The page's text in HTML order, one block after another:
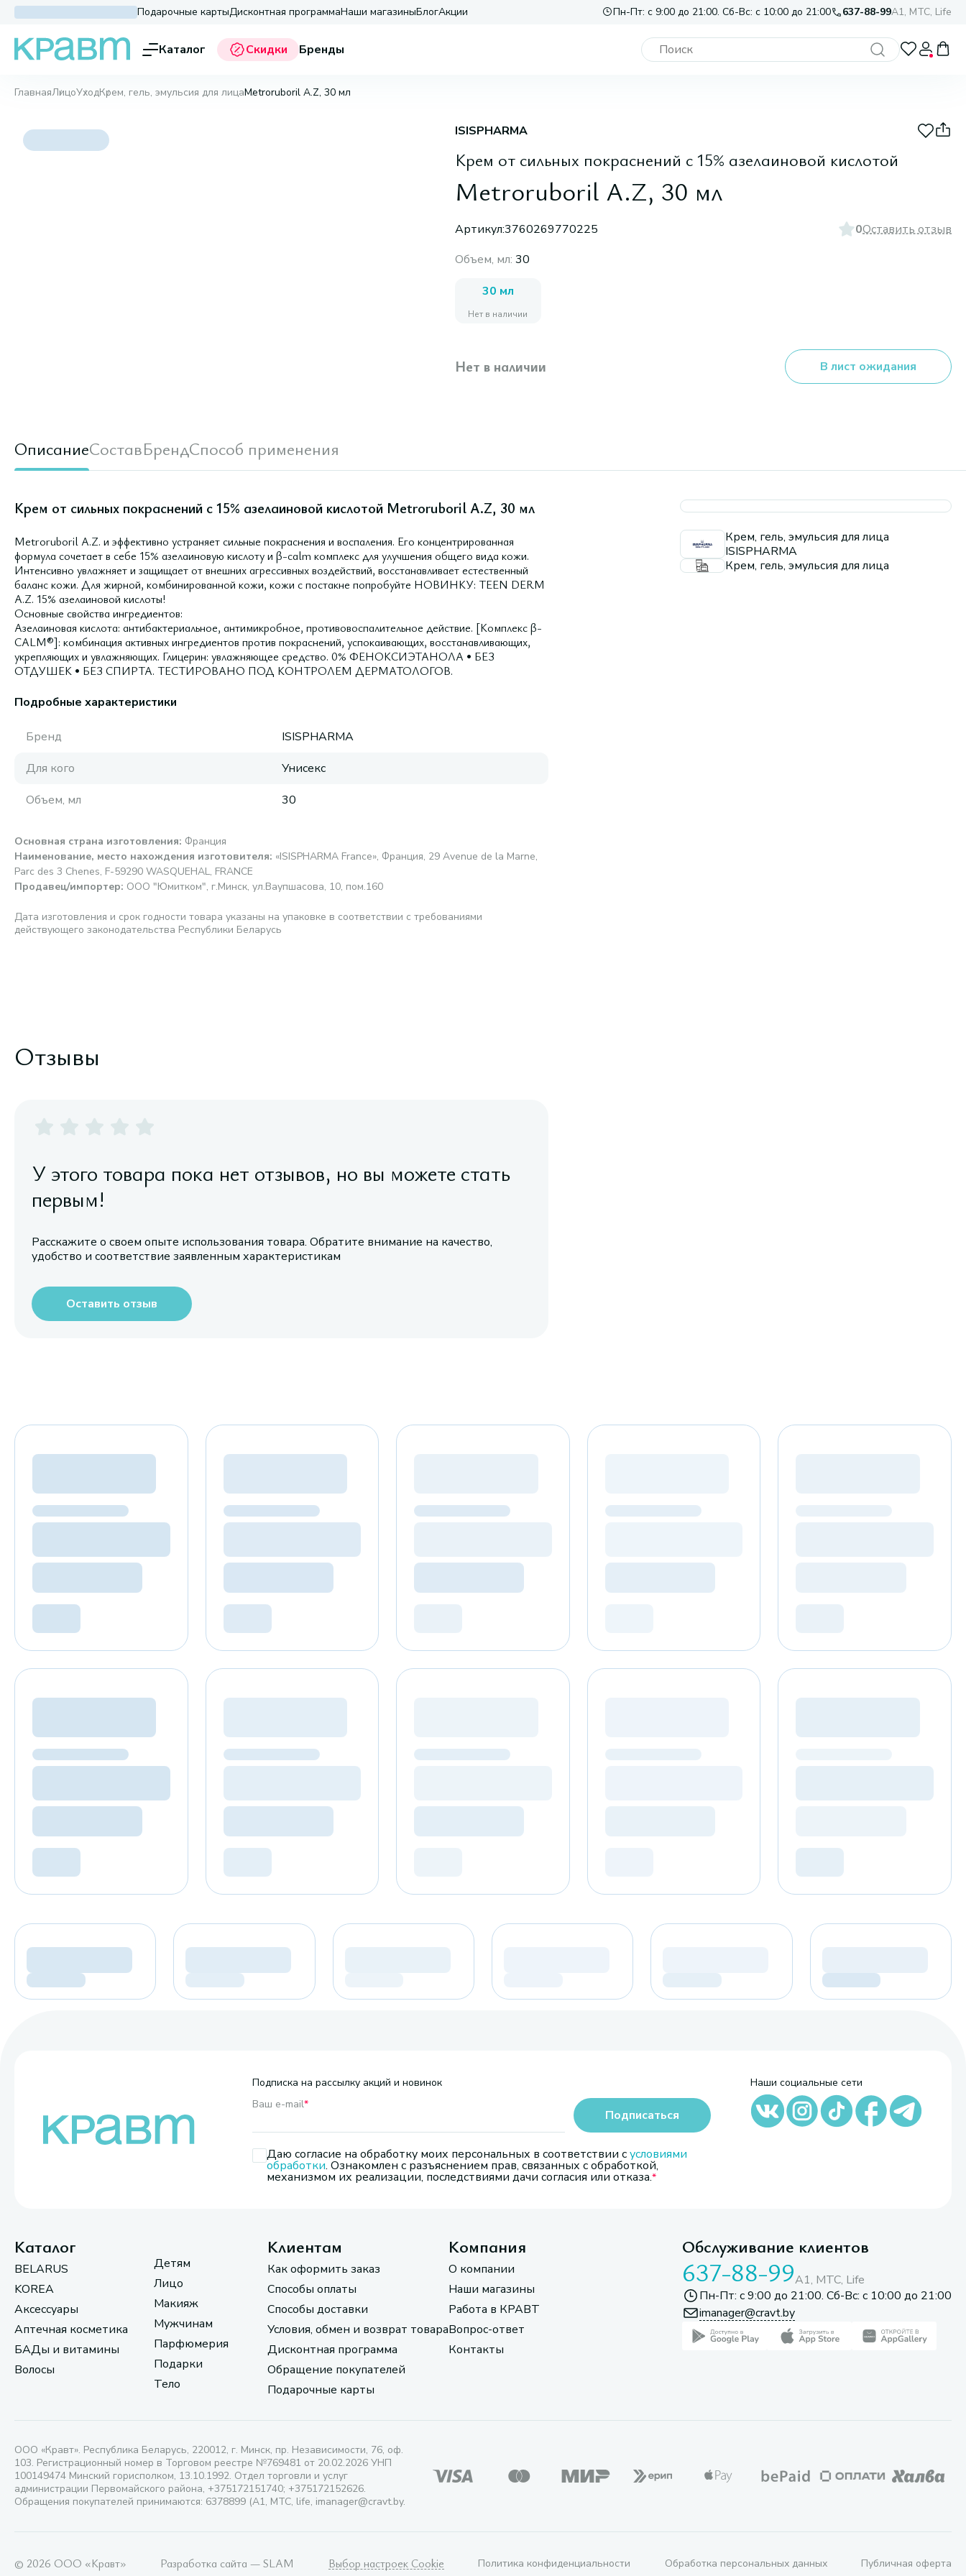
Подарочные картыДисконтная программаНаши магазиныБлогАкции Пн-Пт: с 9:00 до 21:00. Сб-Вс: с 10:00 до 21:00 637-88-99A1, МТС, Life
Каталог Скидки Бренды
ГлавнаяЛицоУходКрем, гель, эмульсия для лицаMetroruboril A.Z, 30 мл
ISISPHARMA
Крем от сильных покраснений с 15% азелаиновой кислотой
Metroruboril A.Z, 30 мл
Артикул:3760269770225 0Оставить отзыв
Объем, мл: 30
30 мл
Нет в наличии
Нет в наличии В лист ожидания
ОписаниеСоставБрендСпособ применения
Крем от сильных покраснений с 15% азелаиновой кислотой Metroruboril A.Z, 30 мл
Metroruboril А.Z. и эффективно устраняет сильные покраснения и воспаления. Его концентрированная
формула сочетает в себе 15% азелаиновую кислоту и β-calm комплекс для улучшения общего вида кожи.
Интенсивно увлажняет и защищает от внешних агрессивных воздействий, восстанавливает естественный
баланс кожи. Для жирной, комбинированной кожи, кожи с постакне попробуйте НОВИНКУ: TEEN DERM
A.Z. 15% азелаиновой кислоты!
Основные свойства ингредиентов:
Азелаиновая кислота: антибактериальное, антимикробное, противовоспалительное действие. [Комплекс β-
CALM®]: комбинация активных ингредиентов против покраснений, успокаивающих, восстанавливающих,
укрепляющих и увлажняющих. Глицерин: увлажняющее средство. 0% ФЕНОКСИЭТАНОЛА • БЕЗ
ОТДУШЕК • БЕЗ СПИРТА. ТЕСТИРОВАНО ПОД КОНТРОЛЕМ ДЕРМАТОЛОГОВ.
Подробные характеристики
Бренд
ISISPHARMA
Для кого
Унисекс
Объем, мл
30
Основная страна изготовления: Франция
Наименование, место нахождения изготовителя: «ISISPHARMA France», Франция, 29 Avenue de la Marne,
Parc des 3 Chenes, F-59290 WASQUEHAL, FRANCE
Продавец/импортер: ООО "Юмитком", г.Минск, ул.Ваупшасова, 10, пом.160
Дата изготовления и срок годности товара указаны на упаковке в соответствии с требованиями
действующего законодательства Республики Беларусь
Крем, гель, эмульсия для лица
ISISPHARMA
Крем, гель, эмульсия для лица
Отзывы
У этого товара пока нет отзывов, но вы можете стать
первым!
Расскажите о своем опыте использования товара. Обратите внимание на качество,
удобство и соответствие заявленным характеристикам
Оставить отзыв
Подписка на рассылку акций и новинок
Ваш e-mail*
Даю согласие на обработку моих персональных в соответствии сусловиями
обработки. Ознакомлен с разъяснением прав, связанных с обработкой,
механизмом их реализации, последствиями дачи согласия или отказа.
Подписаться
Наши социальные сети
Каталог
BELARUS
KOREA
Аксессуары
Аптечная косметика
БАДы и витамины
Волосы
Детям
Лицо
Макияж
Мужчинам
Парфюмерия
Подарки
Тело
Клиентам
Как оформить заказ
Способы оплаты
Способы доставки
Условия, обмен и возврат товара
Дисконтная программа
Обращение покупателей
Подарочные карты
Компания
О компании
Наши магазины
Работа в КРАВТ
Вопрос-ответ
Контакты
Обслуживание клиентов
637-88-99A1, МТС, Life
Пн-Пт: с 9:00 до 21:00. Сб-Вс: с 10:00 до 21:00
imanager@cravt.by
ООО «Кравт». Республика Беларусь, 220012, г. Минск, пр. Независимости, 76, оф.
103. Регистрационный номер в Торговом реестре №769481 от 20.02.2026 УНП
100149474 Минский горисполком, 13.10.1992. Отдел торговли и услуг
администрации Первомайского района, +375172151740; +375172152626.
Обращения покупателей принимаются: 6378899 (А1, МТС, life, imanager@cravt.by.
© 2026 ООО «Кравт» Разработка сайта — SLAM Выбор настроек Cookie Политика конфиденциальности Обработка персональных данных Публичная оферта